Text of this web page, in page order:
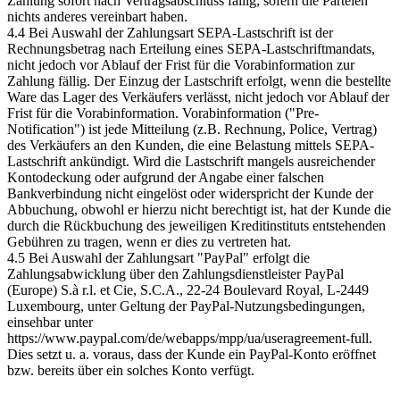
nichts anderes vereinbart haben.
4.4 Bei Auswahl der Zahlungsart SEPA-Lastschrift ist der
Rechnungsbetrag nach Erteilung eines SEPA-Lastschriftmandats,
nicht jedoch vor Ablauf der Frist für die Vorabinformation zur
Zahlung fällig. Der Einzug der Lastschrift erfolgt, wenn die bestellte
Ware das Lager des Verkäufers verlässt, nicht jedoch vor Ablauf der
Frist für die Vorabinformation. Vorabinformation ("Pre-
Notification") ist jede Mitteilung (z.B. Rechnung, Police, Vertrag)
des Verkäufers an den Kunden, die eine Belastung mittels SEPA-
Lastschrift ankündigt. Wird die Lastschrift mangels ausreichender
Kontodeckung oder aufgrund der Angabe einer falschen
Bankverbindung nicht eingelöst oder widerspricht der Kunde der
Abbuchung, obwohl er hierzu nicht berechtigt ist, hat der Kunde die
durch die Rückbuchung des jeweiligen Kreditinstituts entstehenden
Gebühren zu tragen, wenn er dies zu vertreten hat.
4.5 Bei Auswahl der Zahlungsart "PayPal" erfolgt die
Zahlungsabwicklung über den Zahlungsdienstleister PayPal
(Europe) S.à r.l. et Cie, S.C.A., 22-24 Boulevard Royal, L-2449
Luxembourg, unter Geltung der PayPal-Nutzungsbedingungen,
einsehbar unter
https://www.paypal.com/de/webapps/mpp/ua/useragreement-full.
Dies setzt u. a. voraus, dass der Kunde ein PayPal-Konto eröffnet
bzw. bereits über ein solches Konto verfügt.